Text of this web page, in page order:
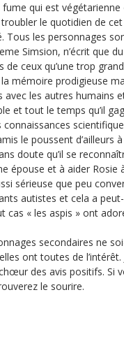
qui est végétarienne
le quotidien de
Tous les personnages
Simsion, n’écrit que
de ceux qu’une trop
mémoire prodigieuse
les autres humains
et tout le temps qu’il
connaissances
le poussent d’ailleurs
doute qu’il se
épouse et à aider Rosie
sérieuse que peu
autistes et cela a
cas « les aspis » ont
secondaires ne
ont toutes de l’intérêt.
des avis positifs. Si
le sourire.